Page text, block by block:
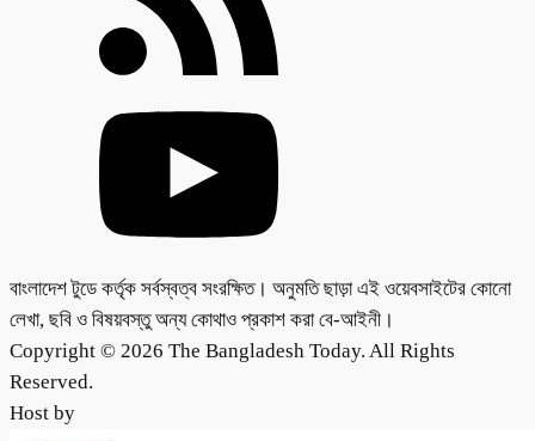
বাংলাদেশ টুডে কর্তৃক সর্বস্বত্ব সংরক্ষিত। অনুমতি ছাড়া এই ওয়েবসাইটের কোনো
লেখা, ছবি ও বিষয়বস্তু অন্য কোথাও প্রকাশ করা বে-আইনী।
Copyright © 2026 The Bangladesh Today. All Rights
Reserved.
Host by